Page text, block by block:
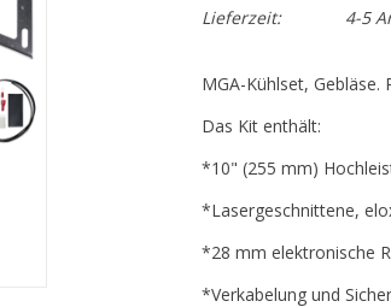
Lieferzeit:
4-5
MGA-Kühlset, Gebläse.
Das Kit enthält:
*10" (255 mm)
*Lasergeschnittene,
*28 mm elektronische
*Verkabelung und